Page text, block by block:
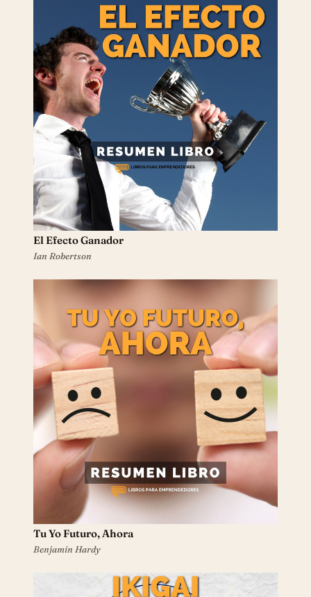
El Efecto Ganador
Ian Robertson
Tu Yo Futuro, Ahora
Benjamin Hardy